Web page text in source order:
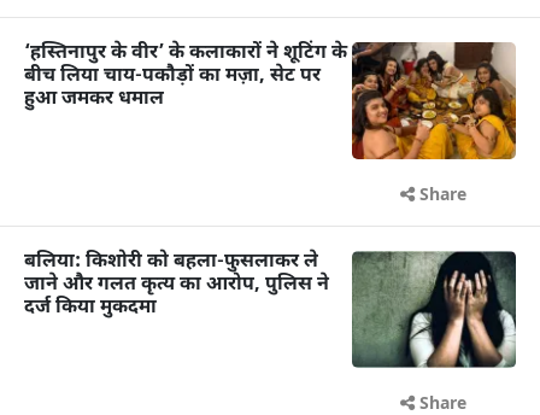
‘हस्तिनापुर के वीर’ के कलाकारों ने शूटिंग के
बीच लिया चाय-पकौड़ों का मज़ा, सेट पर
हुआ जमकर धमाल
Share
बलिया: किशोरी को बहला-फुसलाकर ले
जाने और गलत कृत्य का आरोप, पुलिस ने
दर्ज किया मुकदमा
Share